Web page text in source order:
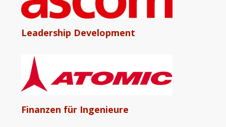
Leadership Development
Finanzen für Ingenieure